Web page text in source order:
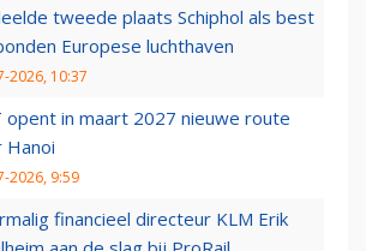
tweede plaats Schiphol als best
Europese luchthaven
2026, 10:37
opent in maart 2027 nieuwe route
Hanoi
2026, 9:59
financieel directeur KLM Erik